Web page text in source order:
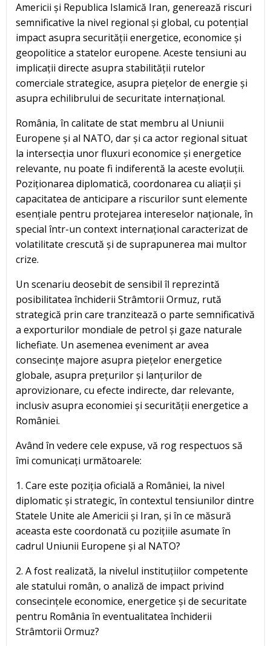
Americii și Republica Islamică Iran, generează riscuri
semnificative la nivel regional și global, cu potențial
impact asupra securității energetice, economice și
geopolitice a statelor europene. Aceste tensiuni au
implicații directe asupra stabilității rutelor
comerciale strategice, asupra piețelor de energie și
asupra echilibrului de securitate internațional.
România, în calitate de stat membru al Uniunii
Europene și al NATO, dar și ca actor regional situat
la intersecția unor fluxuri economice și energetice
relevante, nu poate fi indiferentă la aceste evoluții.
Poziționarea diplomatică, coordonarea cu aliații și
capacitatea de anticipare a riscurilor sunt elemente
esențiale pentru protejarea intereselor naționale, în
special într-un context internațional caracterizat de
volatilitate crescută și de suprapunerea mai multor
crize.
Un scenariu deosebit de sensibil îl reprezintă
posibilitatea închiderii Strâmtorii Ormuz, rută
strategică prin care tranzitează o parte semnificativă
a exporturilor mondiale de petrol și gaze naturale
lichefiate. Un asemenea eveniment ar avea
consecințe majore asupra piețelor energetice
globale, asupra prețurilor și lanțurilor de
aprovizionare, cu efecte indirecte, dar relevante,
inclusiv asupra economiei și securității energetice a
României.
Având în vedere cele expuse, vă rog respectuos să
îmi comunicați următoarele:
1. Care este poziția oficială a României, la nivel
diplomatic și strategic, în contextul tensiunilor dintre
Statele Unite ale Americii și Iran, și în ce măsură
aceasta este coordonată cu pozițiile asumate în
cadrul Uniunii Europene și al NATO?
2. A fost realizată, la nivelul instituțiilor competente
ale statului român, o analiză de impact privind
consecințele economice, energetice și de securitate
pentru România în eventualitatea închiderii
Strâmtorii Ormuz?